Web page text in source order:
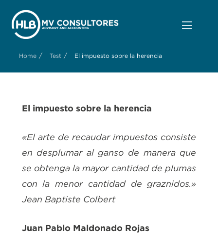
Home / Test / El impuesto sobre la herencia
El impuesto sobre la herencia
«El arte de recaudar impuestos consiste
en desplumar al ganso de manera que
se obtenga la mayor cantidad de plumas
con la menor cantidad de graznidos.»
Jean Baptiste Colbert
Juan Pablo Maldonado Rojas